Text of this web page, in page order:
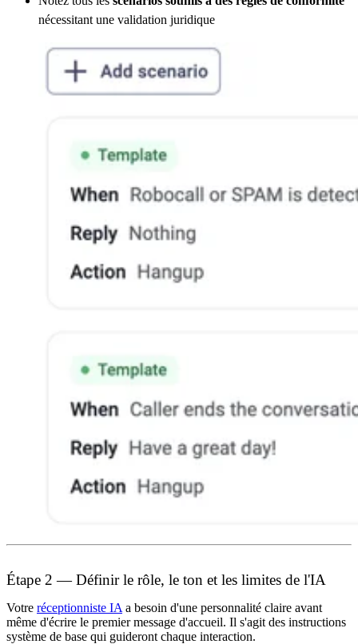
nécessitant une validation juridique
Étape 2 — Définir le rôle, le ton et les limites de l'IA
Votre réceptionniste IA a besoin d'une personnalité claire avant
même d'écrire le premier message d'accueil. Il s'agit des instructions
système de base qui guideront chaque interaction.